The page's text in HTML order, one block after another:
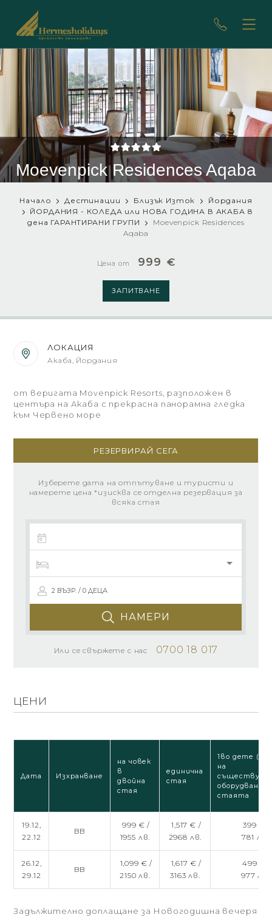
Moevenpick Residences Aqaba
Начало Дестинации Близък Изток
Йордания
ЙОРДАНИЯ - КОЛЕДА или НОВА ГОДИНА В АКАБА 8
дена ГАРАНТИРАНИ ГРУПИ
Moevenpick Residences
Aqaba
Цена от 999 €
ЗАПИТВАНЕ
ЛОКАЦИЯ
Акаба, Йордания
от веригата Movenpick Resorts, разположен в
центъра на Акаба с прекрасна панорамна гледка
към Червено море
РЕЗЕРВИРАЙ СЕГА
Изберете дата на отпътуване и туристи и
намерете цена *изисква се отделна резервация за
всяка стая
2 ВЪЗР. / 0 ДЕЦА
НАМЕРИ
Или се свържете с нас 0700 18 017
ЦЕНИ
Дата Изхранване
на човек
в
двойна
стая
единична
стая
1во дете (2-
на
оборудване
стаята
19.12,
22.12
BB
999 € /
1955 лв.
1,517 € /
2968 лв.
399 € /
781 лв.
26.12,
29.12
BB
1,099 € /
2150 лв.
1,617 € /
3163 лв.
499 € /
977 лв.
Задължително доплащане за Новогодишна вечеря